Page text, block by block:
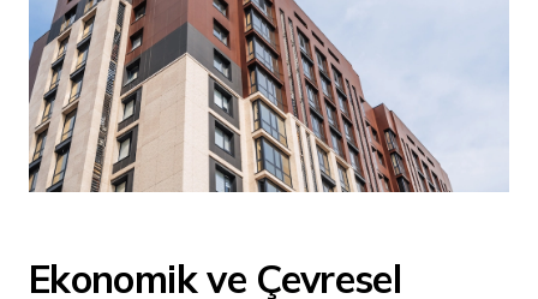
Ekonomik ve Çevresel